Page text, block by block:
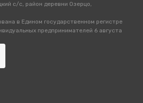
с/с, район деревни Озерцо,
в Едином государственном регистре
предпринимателей 6 августа